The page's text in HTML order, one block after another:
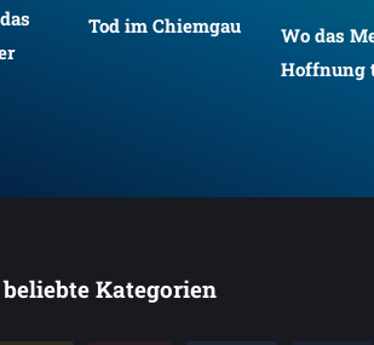
Tod im Chiemgau
Wo das
Hoffnung
beliebte Kategorien